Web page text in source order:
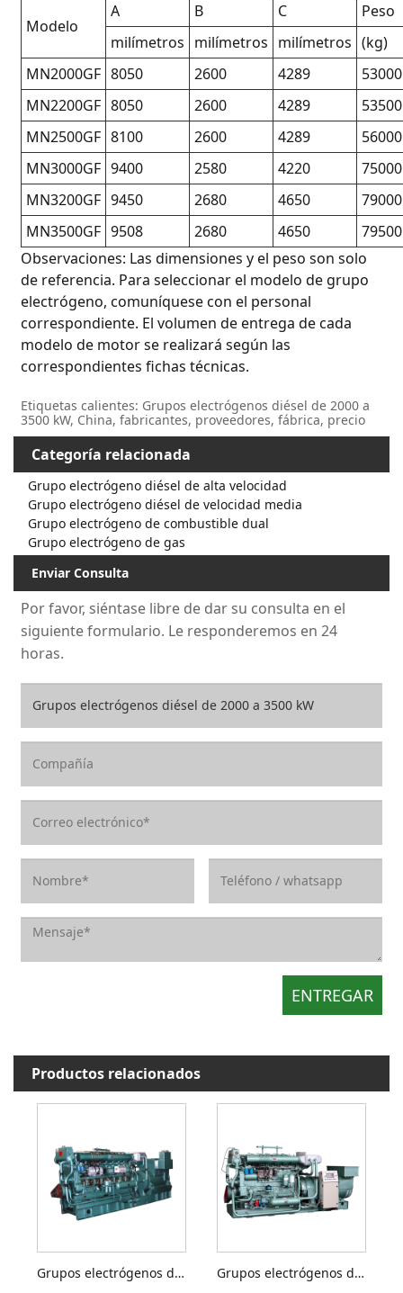
Modelo
A B C
Peso
milímetros milímetros milímetros (kg)
MN2000GF 8050 2600 4289
53000
MN2200GF 8050 2600 4289
53500
MN2500GF 8100 2600 4289
56000
MN3000GF 9400 2580 4220
75000
MN3200GF 9450 2680 4650
79000
MN3500GF 9508 2680 4650
79500
Observaciones: Las dimensiones y el peso son solo
de referencia. Para seleccionar el modelo de grupo
electrógeno, comuníquese con el personal
correspondiente. El volumen de entrega de cada
modelo de motor se realizará según las
correspondientes fichas técnicas.
Etiquetas calientes: Grupos electrógenos diésel de 2000 a
3500 kW, China, fabricantes, proveedores, fábrica, precio
Categoría relacionada
Grupo electrógeno diésel de alta velocidad
Grupo electrógeno diésel de velocidad media
Grupo electrógeno de combustible dual
Grupo electrógeno de gas
Enviar Consulta
Por favor, siéntase libre de dar su consulta en el
siguiente formulario. Le responderemos en 24
horas.
Productos relacionados
Grupos electrógenos diésel de 200 a 400 kW Grupos electrógenos diésel de 200 a 500 kW